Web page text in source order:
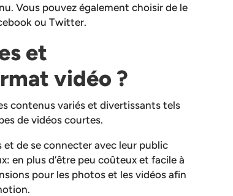
Vous pouvez également choisir de le
ou Twitter.
et
vidéo ?
contenus variés et divertissants tels
de vidéos courtes.
de se connecter avec leur public
en plus d’être peu coûteux et facile à
pour les photos et les vidéos afin